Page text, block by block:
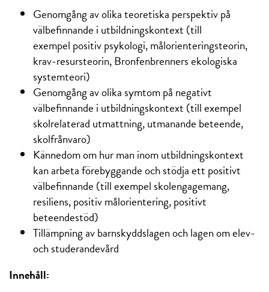
Genomgång av olika teoretiska perspektiv på
välbefinnande i utbildningskontext (till
exempel positiv psykologi, målorienteringsteorin,
krav-resursteorin, Bronfenbrenners ekologiska
systemteori)
Genomgång av olika symtom på negativt
välbefinnande i utbildningskontext (till exempel
skolrelaterad utmattning, utmanande beteende,
skolfrånvaro)
Kännedom om hur man inom utbildningskontext
kan arbeta förebyggande och stödja ett positivt
välbefinnande (till exempel skolengagemang,
resiliens, positiv målorientering, positivt
beteendestöd)
Tillämpning av barnskyddslagen och lagen om elev-
och studerandevård
Innehåll: